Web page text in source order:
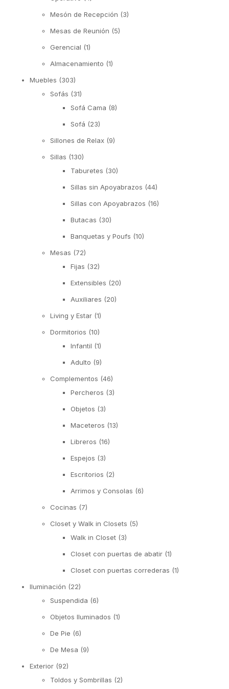
Mesón de Recepción (3)
Mesas de Reunión (5)
Gerencial (1)
Almacenamiento (1)
Muebles (303)
Sofás (31)
Sofá Cama (8)
Sofá (23)
Sillones de Relax (9)
Sillas (130)
Taburetes (30)
Sillas sin Apoyabrazos (44)
Sillas con Apoyabrazos (16)
Butacas (30)
Banquetas y Poufs (10)
Mesas (72)
Fijas (32)
Extensibles (20)
Auxiliares (20)
Living y Estar (1)
Dormitorios (10)
Infantil (1)
Adulto (9)
Complementos (46)
Percheros (3)
Objetos (3)
Maceteros (13)
Libreros (16)
Espejos (3)
Escritorios (2)
Arrimos y Consolas (6)
Cocinas (7)
Closet y Walk in Closets (5)
Walk in Closet (3)
Closet con puertas de abatir (1)
Closet con puertas correderas (1)
Iluminación (22)
Suspendida (6)
Objetos Iluminados (1)
De Pie (6)
De Mesa (9)
Exterior (92)
Toldos y Sombrillas (2)